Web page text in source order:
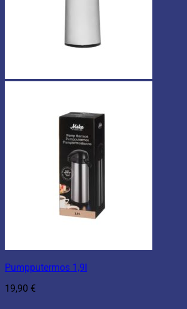
Pumpputermos 1,9l
19,90 €